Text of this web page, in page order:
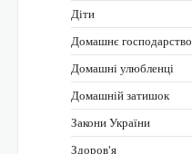
Діти
Домашнє господарство
Домашні улюбленці
Домашній затишок
Закони України
Здоров'я